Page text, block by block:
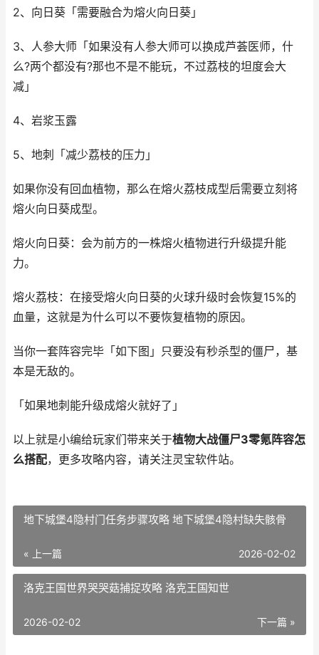
2、向日葵「需要融合为熔火向日葵」
3、人参大师「如果没有人参大师可以换成芦荟医师，什
么?两个都没有?那也不是不能玩，不过荔枝的坦度会大
减」
4、岩浆玉露
5、地刺「减少荔枝的压力」
如果你没有回血植物，那么在熔火荔枝成型后需要立刻将
熔火向日葵成型。
熔火向日葵：会为前方的一株熔火植物进行升级提升能
力。
熔火荔枝：在接受熔火向日葵的火球升级时会恢复15%的
血量，这就是为什么可以不要恢复植物的原因。
当你一套阵容完毕「如下图」只要没有秒杀型的僵尸，基
本是无敌的。
「如果地刺能升级成熔火就好了」
以上就是小编给玩家们带来关于植物大战僵尸3零氪阵容怎
么搭配，更多攻略内容，请关注灵宝软件站。
地下城堡4隐村门任务步骤攻略 地下城堡4隐村缺失骸骨
« 上一篇 2026-02-02
洛克王国世界哭哭菇捕捉攻略 洛克王国知世
下一篇 »
2026-02-02